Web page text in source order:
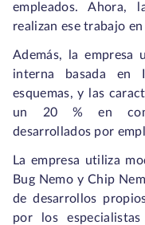
empleados. Ahora,
realizan ese trabajo
Además, la empresa
interna basada en
esquemas, y las
un 20 % en
desarrollados por
La empresa utiliza
Bug Nemo y Chip
de desarrollos
por los